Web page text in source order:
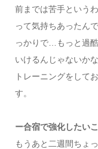
前までは苦手という
って気持ちあったん
っかりで…もっと過
いけるんじゃないか
トレーニングをして
す。
ー合宿で強化したい
もうあと二週間ちょ